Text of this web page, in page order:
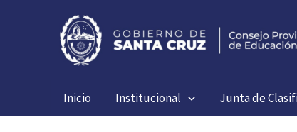
Inicio Institucional Junta de